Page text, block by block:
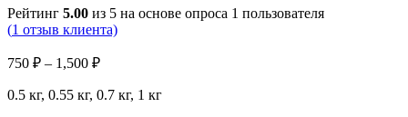
Рейтинг 5.00 из 5 на основе опроса 1 пользователя
(1 отзыв клиента)
750 ₽ – 1,500 ₽Диапазон
750 ₽
0.5 кг, 0.55 кг, 0.7 кг, 1 кг